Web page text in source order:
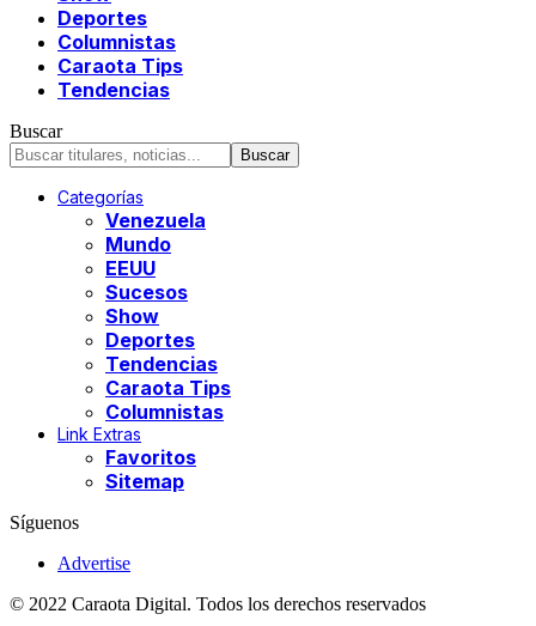
Deportes
Columnistas
Caraota Tips
Tendencias
Buscar
Categorías
Venezuela
Mundo
EEUU
Sucesos
Show
Deportes
Tendencias
Caraota Tips
Columnistas
Link Extras
Favoritos
Sitemap
Síguenos
Advertise
© 2022 Caraota Digital. Todos los derechos reservados